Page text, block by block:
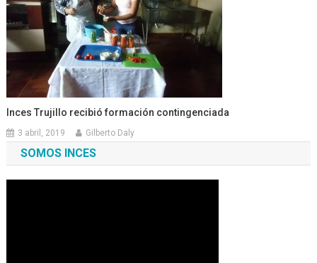
Inces Trujillo recibió formación contingenciada
3 abril, 2019 Gilberto Daly
SOMOS INCES